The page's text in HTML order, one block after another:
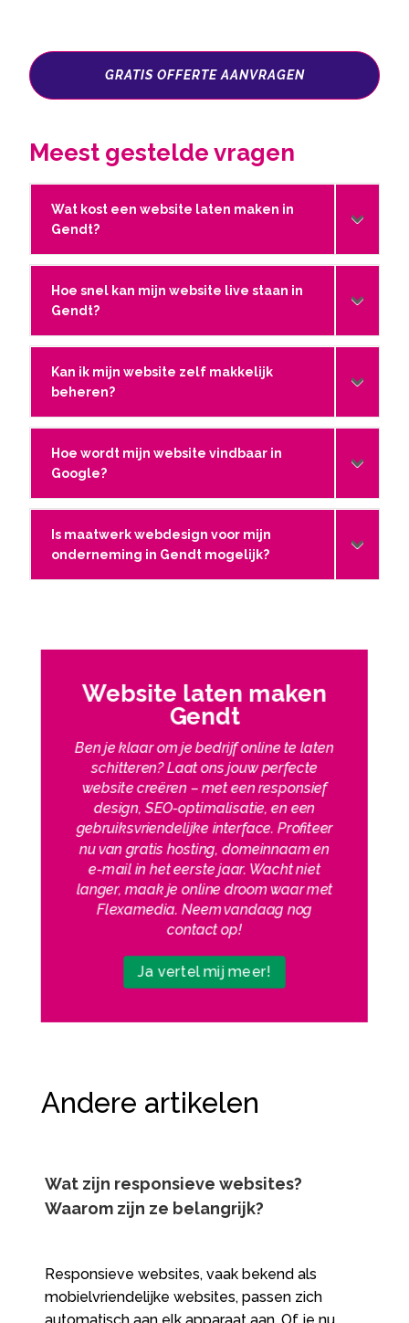
GRATIS OFFERTE AANVRAGEN
Meest gestelde vragen
Wat kost een website laten maken in
Gendt?
Hoe snel kan mijn website live staan in
Gendt?
Kan ik mijn website zelf makkelijk
beheren?
Hoe wordt mijn website vindbaar in
Google?
Is maatwerk webdesign voor mijn
onderneming in Gendt mogelijk?
Website laten maken
Gendt
Ben je klaar om je bedrijf online te laten
schitteren? Laat ons jouw perfecte
website creëren – met een responsief
design, SEO-optimalisatie, en een
gebruiksvriendelijke interface. Profiteer
nu van gratis hosting, domeinnaam en
e-mail in het eerste jaar. Wacht niet
langer, maak je online droom waar met
Flexamedia. Neem vandaag nog
contact op!
Ja vertel mij meer!
Andere artikelen
Wat zijn responsieve websites?
Waarom zijn ze belangrijk?
Responsieve websites, vaak bekend als
mobielvriendelijke websites, passen zich
automatisch aan elk apparaat aan. Of je nu